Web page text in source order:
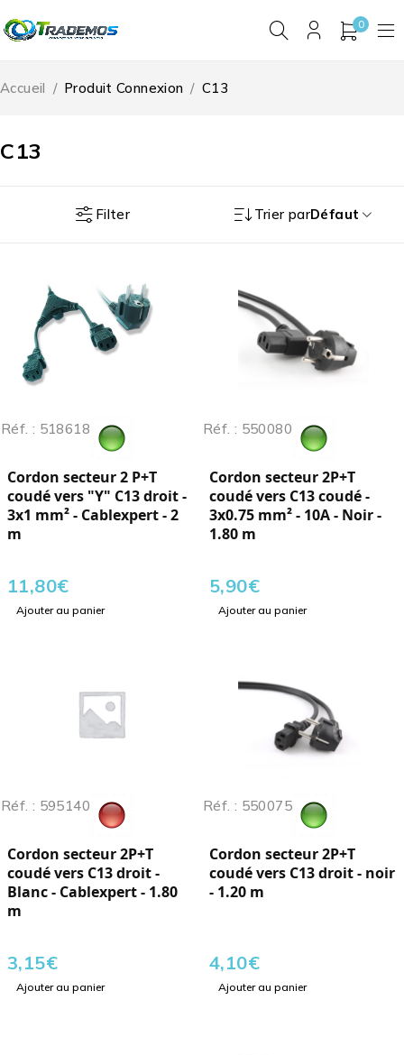
0
C13
Accueil / Produit Connexion / C13
Filter Trier parDéfaut
Réf. : 518618
Cordon secteur 2 P+T
coudé vers "Y" C13 droit -
3x1 mm² - Cablexpert - 2
m
11,80€
Ajouter au panier
Réf. : 550080
Cordon secteur 2P+T
coudé vers C13 coudé -
3x0.75 mm² - 10A - Noir -
1.80 m
5,90€
Ajouter au panier
Réf. : 595140
Cordon secteur 2P+T
coudé vers C13 droit -
Blanc - Cablexpert - 1.80
m
3,15€
Ajouter au panier
Réf. : 550075
Cordon secteur 2P+T
coudé vers C13 droit - noir
- 1.20 m
4,10€
Ajouter au panier